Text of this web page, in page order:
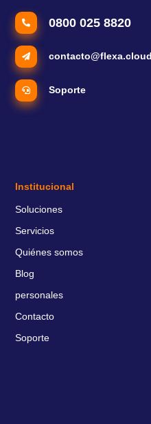
0800 025 8820
contacto@flexa.cloud
Soporte
Institucional
Soluciones
Servicios
Quiénes somos
Blog
personales
Contacto
Soporte